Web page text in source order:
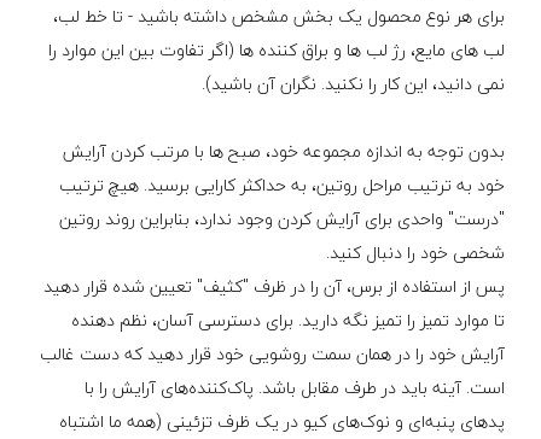
برای هر نوع محصول یک بخش مشخص داشته باشید - تا خط لب،
لب های مایع، رژ لب ها و براق کننده ها (اگر تفاوت بین این موارد را
نمی دانید، این کار را نکنید. نگران آن باشید).
بدون توجه به اندازه مجموعه خود، صبح ها با مرتب کردن آرایش
خود به ترتیب مراحل روتین، به حداکثر کارایی برسید. هیچ ترتیب
"درست" واحدی برای آرایش کردن وجود ندارد، بنابراین روند روتین
شخصی خود را دنبال کنید.
پس از استفاده از برس، آن را در ظرف "کثیف" تعیین شده قرار دهید
تا موارد تمیز را تمیز نگه دارید. برای دسترسی آسان، نظم دهنده
آرایش خود را در همان سمت روشویی خود قرار دهید که دست غالب
است. آینه باید در طرف مقابل باشد. پاک‌کننده‌های آرایش را با
پدهای پنبه‌ای و نوک‌های کیو در یک ظرف تزئینی (همه ما اشتباه